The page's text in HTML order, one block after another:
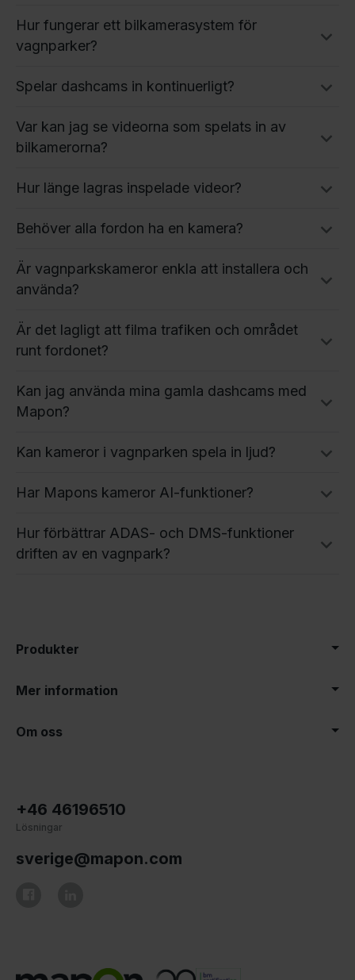
Hur fungerar ett bilkamerasystem för
vagnparker?
Spelar dashcams in kontinuerligt?
Var kan jag se videorna som spelats in av
bilkamerorna?
Hur länge lagras inspelade videor?
Behöver alla fordon ha en kamera?
Är vagnparkskameror enkla att installera och
använda?
Är det lagligt att filma trafiken och området
runt fordonet?
Kan jag använda mina gamla dashcams med
Mapon?
Kan kameror i vagnparken spela in ljud?
Har Mapons kameror AI-funktioner?
Hur förbättrar ADAS- och DMS-funktioner
driften av en vagnpark?
Produkter
Mer information
Om oss
+46 46196510
Lösningar
sverige@mapon.com